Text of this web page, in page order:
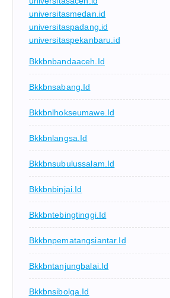
universitasmedan.id
universitaspadang.id
universitaspekanbaru.id
Bkkbnbandaaceh.id
Bkkbnsabang.id
Bkkbnlhokseumawe.id
Bkkbnlangsa.id
Bkkbnsubulussalam.id
Bkkbnbinjai.id
Bkkbntebingtinggi.id
Bkkbnpematangsiantar.id
Bkkbntanjungbalai.id
Bkkbnsibolga.id